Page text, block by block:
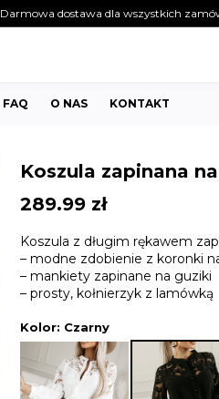
Darmowa dostawa dla wszystkich
FAQ O NAS KONTAKT
Koszula zapinana
289.99 zł
Koszula z długim rękawem
– modne zdobienie z koronki
– mankiety zapinane na guziki
– prosty, kołnierzyk z lamówką
Kolor: Czarny